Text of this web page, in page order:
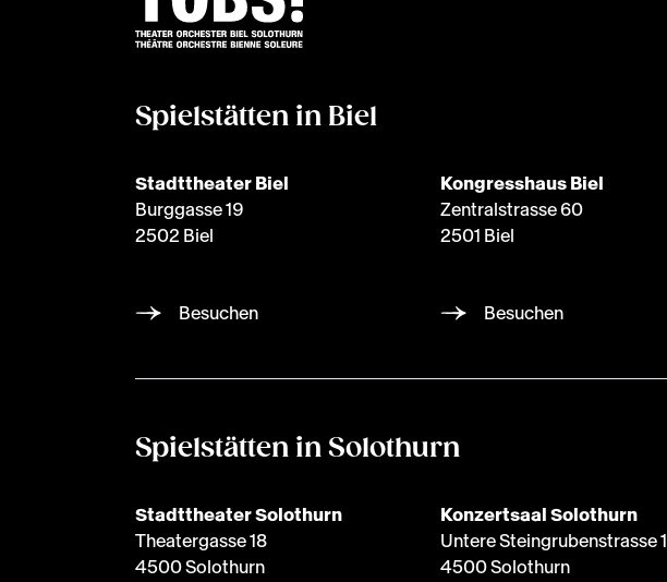
Spielstätten in Biel
Stadttheater Biel
Burggasse 19
2502 Biel
Besuchen
Kongresshaus Biel
Zentralstrasse 60
2501 Biel
Besuchen
Spielstätten in Solothurn
Stadttheater Solothurn
Theatergasse 18
4500 Solothurn
Konzertsaal Solothurn
Untere Steingrubenstrasse 1
4500 Solothurn